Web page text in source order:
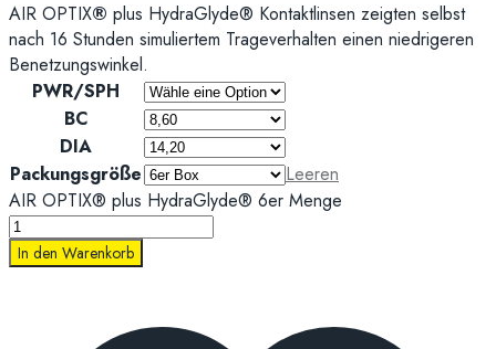
AIR OPTIX® plus HydraGlyde® Kontaktlinsen zeigten selbst
nach 16 Stunden simuliertem Trageverhalten einen niedrigeren
Benetzungswinkel.
PWR/SPH
BC
DIA
Packungsgröße
Leeren
AIR OPTIX® plus HydraGlyde® 6er Menge
In den Warenkorb